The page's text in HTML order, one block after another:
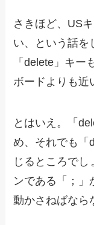
さきほど、US
い、という話を
「delete」キー
ボードよりも近
とはいえ。「
め、それでも
じるところでし
ンである「；」
動かさねばなら